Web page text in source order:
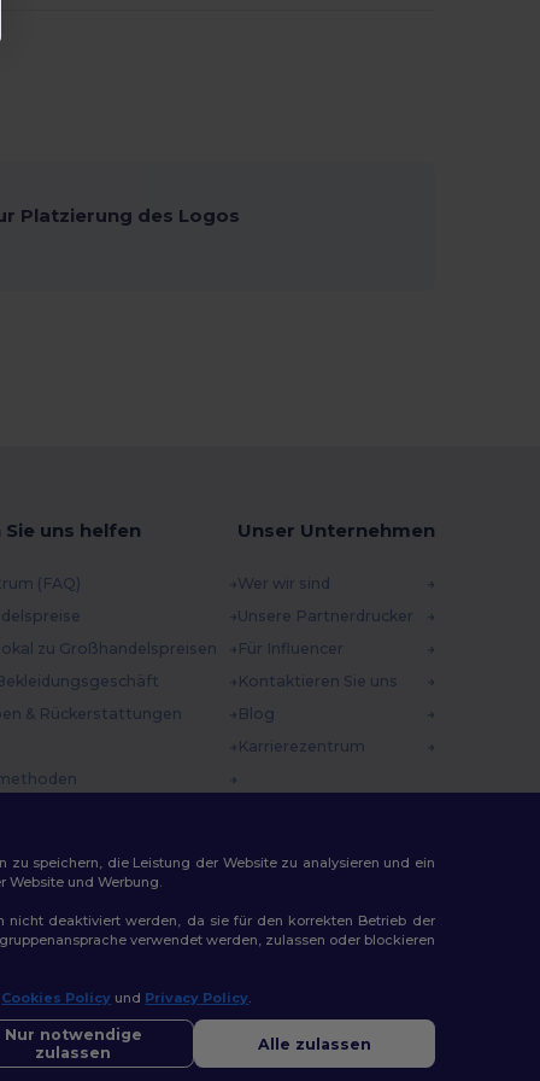
Platzierung des Logos
Sie uns helfen
(FAQ)
zu Großhandelspreisen
& Rückerstattungen
Unser Unternehmen
Wer wir sind
Unsere Partnerdrucker
Für Influencer
Kontaktieren Sie uns
Blog
Karrierezentrum
zu speichern, die Leistung der Website zu analysieren und ein
Website und Werbung.
nicht deaktiviert werden, da sie für den korrekten Betrieb der
verwendet werden, zulassen oder blockieren
Cookies Policy und Privacy Policy.
Nur notwendige
zulassen
Alle zulassen
Sie Fragen oder Bedenken haben, können Sie uns jederzeit
Unser Chatbot ist hier, um Ihnen zu helfen.